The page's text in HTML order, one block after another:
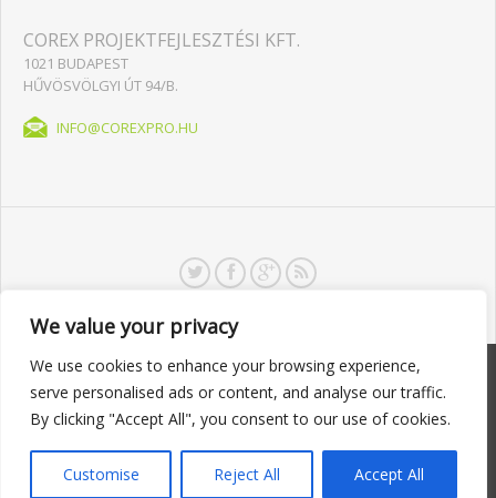
We value your privacy
We use cookies to enhance your browsing experience,
serve personalised ads or content, and analyse our traffic.
By clicking "Accept All", you consent to our use of cookies.
Customise Reject All Accept All
COREX PROJEKTFEJLESZTÉSI KFT.
1021 BUDAPEST
HŰVÖSVÖLGYI ÚT 94/B.
INFO@COREXPRO.HU
Impresszum |Süti kezelési tájékoztató |Adatkezelési
tájékoztató|Érintetti jogosultságokat érintő̋ megkeresésekkel
kapcsolatos kérvény
COREX Projektfejlesztési Kft © 2026